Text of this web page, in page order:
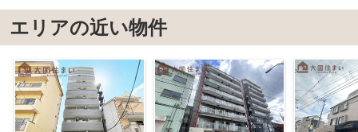
エリアの近い物件